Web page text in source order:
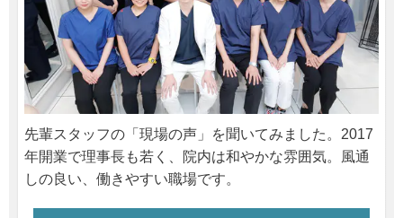
先輩スタッフの「現場の声」を聞いてみました。2017
年開業で理事長も若く、院内は和やかな雰囲気。風通
しの良い、働きやすい職場です。